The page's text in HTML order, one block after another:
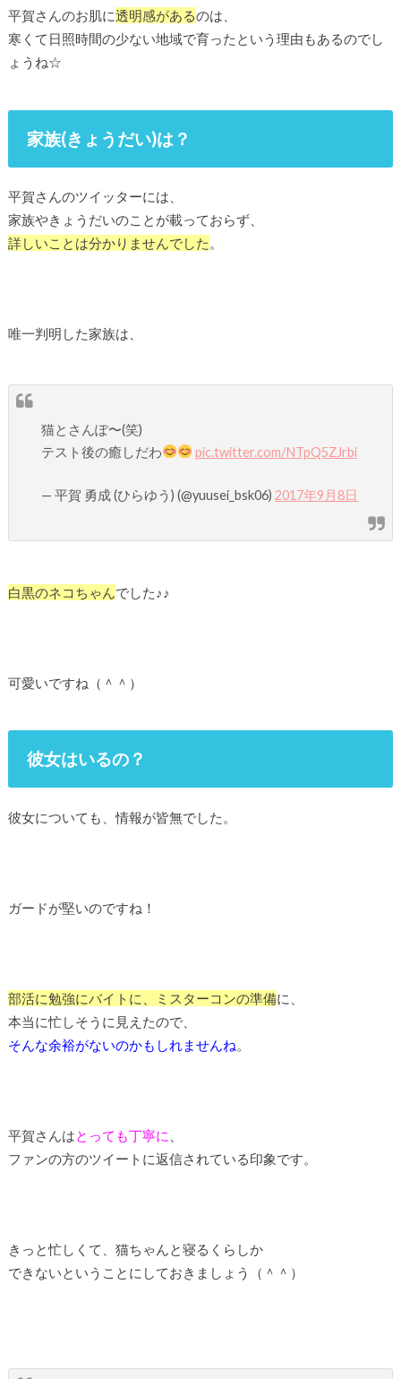
平賀さんのお肌に透明感があるのは、
寒くて日照時間の少ない地域で育ったという理由もあるのでし
ょうね☆
家族(きょうだい)は？
平賀さんのツイッターには、
家族やきょうだいのことが載っておらず、
詳しいことは分かりませんでした 。
唯一判明した家族は、
猫とさんぽ〜(笑)
テスト後の癒しだわ
pic.twitter.com/NTpQ5ZJrbi
— 平賀 勇成 (ひらゆう) (@yuusei_bsk06)2017年9月8日
白黒のネコちゃんでした♪♪
可愛いですね（＾＾）
彼女はいるの？
彼女についても、情報が皆無でした。
ガードが堅いのですね！
部活に勉強にバイトに、ミスターコンの準備に、
本当に忙しそうに見えたので、
そんな余裕がないのかもしれませんね。
平賀さんはとっても丁寧に
ファンの方のツイートに返信されている印象です。
きっと忙しくて、猫ちゃんと寝るくらしか
できないということにしておきましょう（＾＾）